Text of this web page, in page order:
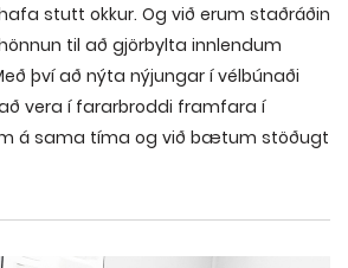
stutt okkur. Og við erum staðráðin
til að gjörbylta innlendum
því að nýta nýjungar í vélbúnaði
vera í fararbroddi framfara í
á sama tíma og við bætum stöðugt